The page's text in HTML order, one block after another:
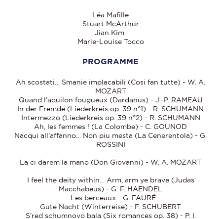
Léa Mafille
Stuart McArthur
Jian Kim
Marie-Louise Tocco
PROGRAMME
Ah scostati… Smanie implacabili (Cosi fan tutte) - W. A.
MOZART
Quand l’aquilon fougueux (Dardanus) - J.-P. RAMEAU
In der Fremde (Liederkreis op. 39 n°1) - R. SCHUMANN
Intermezzo (Liederkreis op. 39 n°2) - R. SCHUMANN
Ah, les femmes ! (La Colombe) - C. GOUNOD
Nacqui all’affanno… Non piu mesta (La Cenerentola) - G.
ROSSINI
La ci darem la mano (Don Giovanni) - W. A. MOZART
I feel the deity within… Arm, arm ye brave (Judas
Macchabeus) - G. F. HAENDEL
- Les berceaux - G. FAURÉ
Gute Nacht (Winterreise) - F. SCHUBERT
S’red schumnovo bala (Six romances op. 38) - P. I.